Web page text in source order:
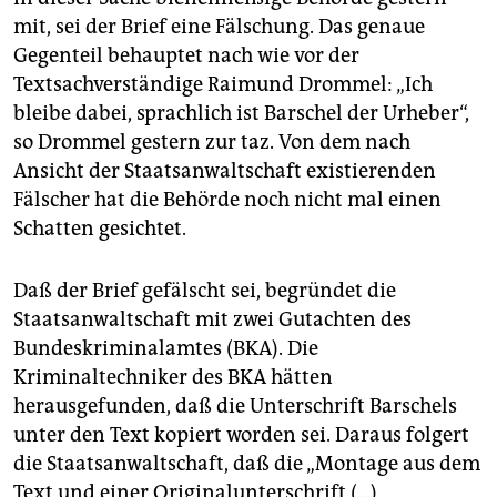
epaper login
mit, sei der Brief eine Fälschung. Das genaue
Gegenteil behauptet nach wie vor der
Textsachverständige Raimund Drommel: „Ich
bleibe dabei, sprachlich ist Barschel der Urheber“,
so Drommel gestern zur taz. Von dem nach
Ansicht der Staatsanwaltschaft existierenden
Fälscher hat die Behörde noch nicht mal einen
Schatten gesichtet.
Daß der Brief gefälscht sei, begründet die
Staatsanwaltschaft mit zwei Gutachten des
Bundeskriminalamtes (BKA). Die
Kriminaltechniker des BKA hätten
herausgefunden, daß die Unterschrift Barschels
unter den Text kopiert worden sei. Daraus folgert
die Staatsanwaltschaft, daß die „Montage aus dem